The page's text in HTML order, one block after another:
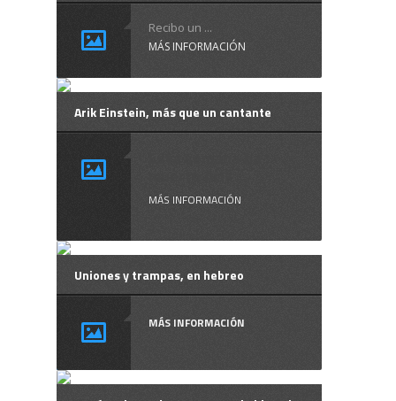
Recibo un ...
MÁS INFORMACIÓN
Arik Einstein, más que un cantante
MÁS INFORMACIÓN
Uniones y trampas, en hebreo
MÁS INFORMACIÓN